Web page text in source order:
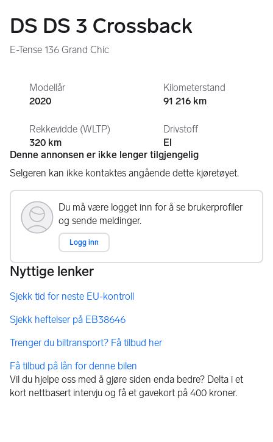
DS DS 3 Crossback
E-Tense 136 Grand Chic
Modellår
2020
Kilometerstand
91 216 km
Rekkevidde (WLTP)
320 km
Drivstoff
El
Få tilbud på lån for denne bilen
Vil du hjelpe oss med å gjøre siden enda bedre? Delta i et
kort nettbasert intervju og få et gavekort på 400 kroner.